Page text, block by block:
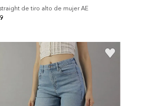
de tiro alto de mujer AE